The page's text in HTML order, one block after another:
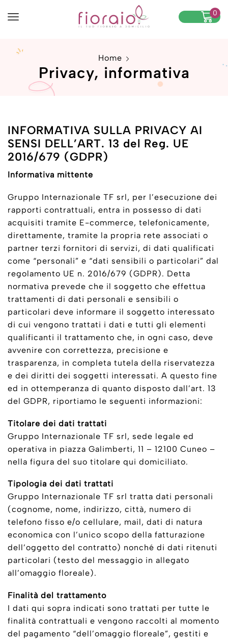
0
Home
Privacy, informativa
INFORMATIVA SULLA PRIVACY AI
SENSI DELL’ART. 13 del Reg. UE
2016/679 (GDPR)
Informativa mittente
Gruppo Internazionale TF srl, per l’esecuzione dei
rapporti contrattuali, entra in possesso di dati
acquisiti tramite E-commerce, telefonicamente,
direttamente, tramite la propria rete associati o
partner terzi fornitori di servizi, di dati qualificati
come “personali” e “dati sensibili o particolari” dal
regolamento UE n. 2016/679 (GDPR). Detta
normativa prevede che il soggetto che effettua
trattamenti di dati personali e sensibili o
particolari deve informare il soggetto interessato
di cui vengono trattati i dati e tutti gli elementi
qualificanti il trattamento che, in ogni caso, deve
avvenire con correttezza, precisione e
trasparenza, in completa tutela della riservatezza
e dei diritti dei soggetti interessati. A questo fine
ed in ottemperanza di quanto disposto dall’art. 13
del GDPR, riportiamo le seguenti informazioni:
Titolare dei dati trattati
Gruppo Internazionale TF srl, sede legale ed
operativa in piazza Galimberti, 11 – 12100 Cuneo –
nella figura del suo titolare qui domiciliato.
Tipologia dei dati trattati
Gruppo Internazionale TF srl tratta dati personali
(cognome, nome, indirizzo, città, numero di
telefono fisso e/o cellulare, mail, dati di natura
economica con l’unico scopo della fatturazione
dell’oggetto del contratto) nonché di dati ritenuti
particolari (testo del messaggio in allegato
all’omaggio floreale).
Finalità del trattamento
I dati qui sopra indicati sono trattati per tutte le
finalità contrattuali e vengono raccolti al momento
del pagamento “dell’omaggio floreale”, gestiti e